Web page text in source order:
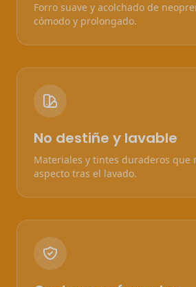
Forro suave y acolchado de
cómodo y prolongado.
No destiñe y lavable
Materiales y tintes duraderos que
aspecto tras el lavado.